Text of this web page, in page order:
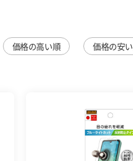
価格の高い順 価格の安